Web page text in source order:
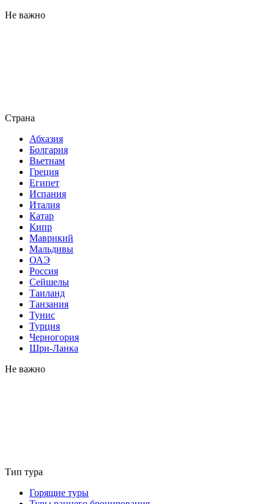
Не важно
Страна
Абхазия
Болгария
Вьетнам
Греция
Египет
Испания
Италия
Катар
Кипр
Маврикий
Мальдивы
ОАЭ
Россия
Сейшелы
Таиланд
Танзания
Тунис
Турция
Черногория
Шри-Ланка
Не важно
Тип тура
Горящие туры